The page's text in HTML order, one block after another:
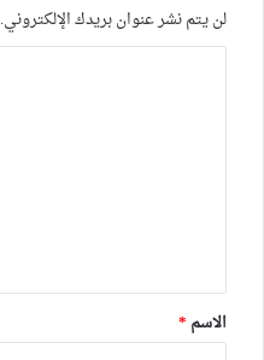
لن يتم نشر عنوان بريدك الإلكتروني.
*
الاسم *